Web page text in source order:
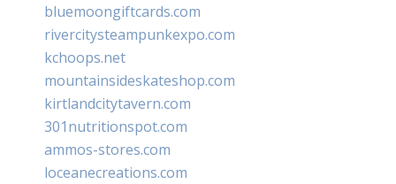
bluemoongiftcards.com
rivercitysteampunkexpo.com
kchoops.net
mountainsideskateshop.com
kirtlandcitytavern.com
301nutritionspot.com
ammos-stores.com
loceanecreations.com